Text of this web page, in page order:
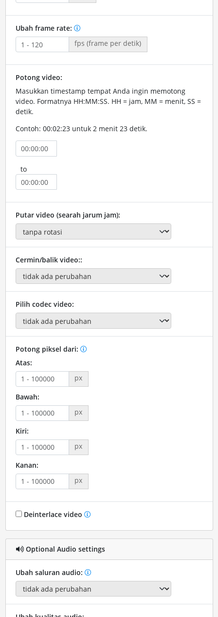
Ubah frame rate:
fps (frame per detik)
Potong video:
Masukkan timestamp tempat Anda ingin memotong
video. Formatnya HH:MM:SS. HH = jam, MM = menit, SS =
detik.
Contoh: 00:02:23 untuk 2 menit 23 detik.
to
Putar video (searah jarum jam):
Cermin/balik video::
Pilih codec video:
Potong piksel dari:
Atas:
px
Bawah:
px
Kiri:
px
Kanan:
px
Deinterlace video
Optional Audio settings
Ubah saluran audio: